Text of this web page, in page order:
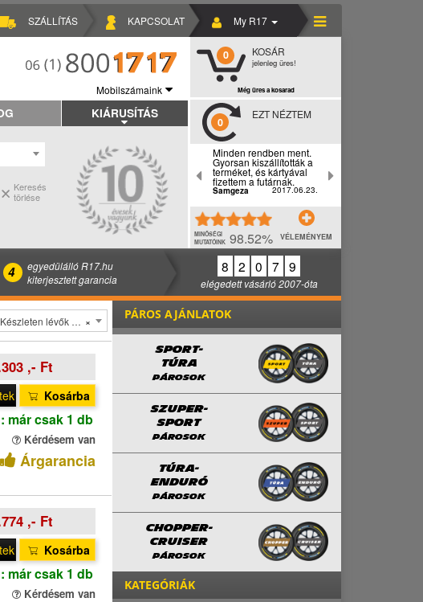
SZÁLLÍTÁS KAPCSOLAT My R17
Mobilszámaink
KIÁRUSÍTÁS
Keresés
törlése
0 KOSÁR
jelenleg üres!
Még üres a kosarad
0
EZT NÉZTEM
Minden rendben ment.
Gyorsan kiszállították a
terméket, és kártyával
fizettem a futárnak.
Samgeza 2017.06.23.
MINŐSÉGI
MUTATÓINK 98.52% VÉLEMÉNYEM
4
egyedülálló R17.hu
kiterjesztett garancia
8 2 0 7 9
elégedett vásárló 2007-óta
×
Készleten lévők elöl
,- Ft
Kosárba
már csak 1 db
Kérdésem van
Árgarancia
,- Ft
Kosárba
már csak 1 db
Kérdésem van
PÁROS AJÁNLATOK
SPORT-
TÚRA
PÁROSOK
SZUPER-
SPORT
PÁROSOK
TÚRA-
ENDURÓ
PÁROSOK
CHOPPER-
CRUISER
PÁROSOK
KATEGÓRIÁK